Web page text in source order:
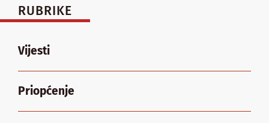
RUBRIKE
Vijesti
Priopćenje